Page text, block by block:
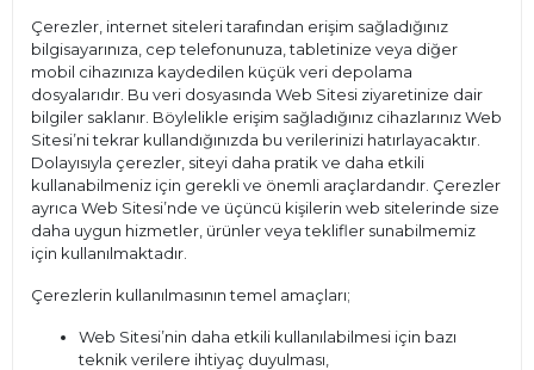
Çerezler, internet siteleri tarafından erişim sağladığınız
bilgisayarınıza, cep telefonunuza, tabletinize veya diğer
mobil cihazınıza kaydedilen küçük veri depolama
dosyalarıdır. Bu veri dosyasında Web Sitesi ziyaretinize dair
bilgiler saklanır. Böylelikle erişim sağladığınız cihazlarınız Web
Sitesi’ni tekrar kullandığınızda bu verilerinizi hatırlayacaktır.
Dolayısıyla çerezler, siteyi daha pratik ve daha etkili
kullanabilmeniz için gerekli ve önemli araçlardandır. Çerezler
ayrıca Web Sitesi’nde ve üçüncü kişilerin web sitelerinde size
daha uygun hizmetler, ürünler veya teklifler sunabilmemiz
için kullanılmaktadır.
Çerezlerin kullanılmasının temel amaçları;
Web Sitesi’nin daha etkili kullanılabilmesi için bazı
teknik verilere ihtiyaç duyulması,